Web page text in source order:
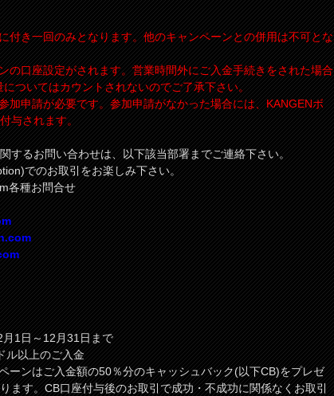
付き一回のみとなります。他のキャンペーンとの併用は不可とな
の口座設定がされます。営業時間外にご入金手続きをされた場合
ついてはカウントされないのでご了承下さい。
加申請が必要です。参加申請がなかった場合には、KANGENボ
与されます。
するお問い合わせは、以下該当部署までご連絡下さい。
でのお取引をお楽しみ下さい。
各種お問合せ
1日～12月31日まで
ル以上のご入金
ーンはご入金額の50％分のキャッシュバック(以下CB)をプレゼ
ます。CB口座付与後のお取引で成功・不成功に関係なくお取引